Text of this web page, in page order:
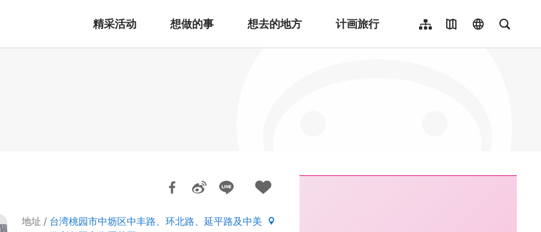
精采活动 想做的事 想去的地方 计画旅行
网站导览地图导览language全文检
地址
台湾桃园市中坜区中丰路、环北路、延平路及中美
:::